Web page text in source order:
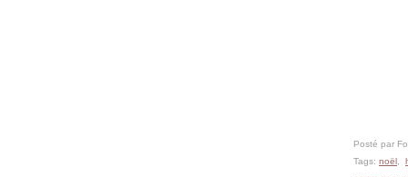
Posté par
Tags:noël ,